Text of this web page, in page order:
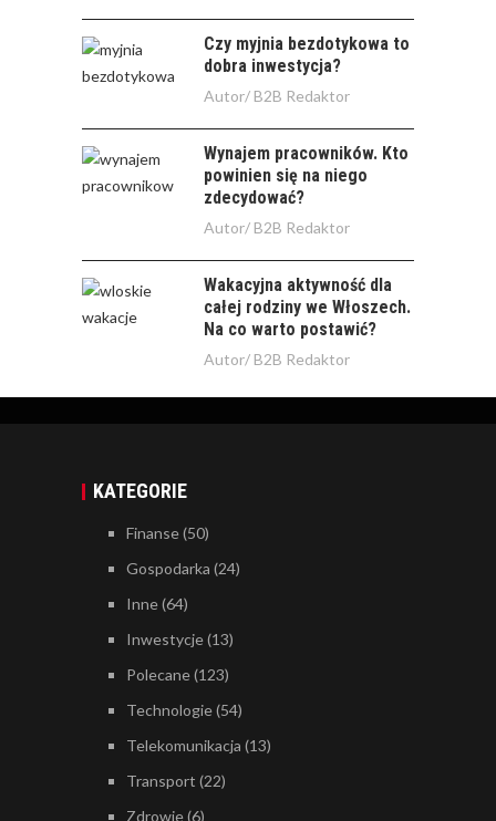
Czy myjnia bezdotykowa to
dobra inwestycja?
Autor/ B2B Redaktor
Wynajem pracowników. Kto
powinien się na niego
zdecydować?
Autor/ B2B Redaktor
Wakacyjna aktywność dla
całej rodziny we Włoszech.
Na co warto postawić?
Autor/ B2B Redaktor
KATEGORIE
Finanse(50)
Gospodarka (24)
Inne(64)
Inwestycje(13)
Polecane(123)
Technologie(54)
Telekomunikacja (13)
Transport (22)
Zdrowie(6)